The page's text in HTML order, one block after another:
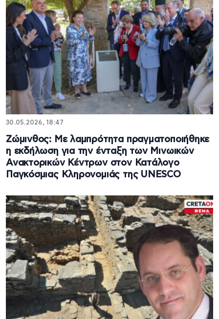
30.05.2026, 18:47
Ζώμινθος: Με λαμπρότητα πραγματοποιήθηκε
η εκδήλωση για την ένταξη των Μινωικών
Ανακτορικών Κέντρων στον Κατάλογο
Παγκόσμιας Κληρονομιάς της UNESCO